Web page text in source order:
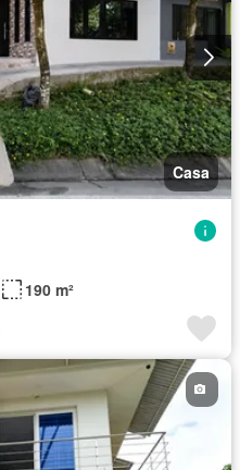
Casa
190 m²